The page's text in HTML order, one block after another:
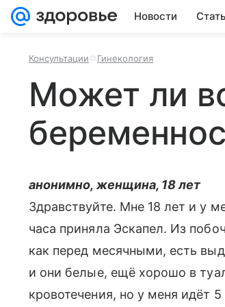
Новости
Консультации Гинекология
Может ли
анонимно, женщина, 18 лет
Здравствуйте. Мне 18 лет и у
часа приняла Эскапел. Из
как перед месячными, есть
и они белые, ещё хорошо в
кровотечения, но у меня идёт